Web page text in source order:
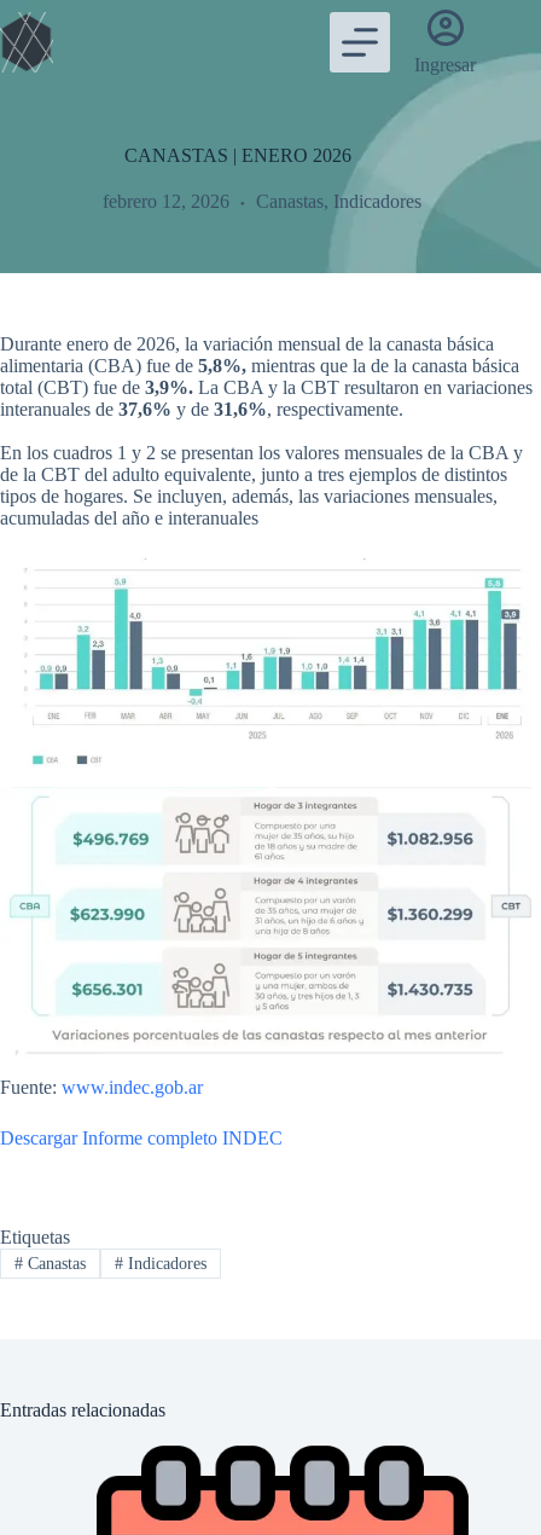
Saltar
al
contenido
Ingresar
CANASTAS | ENERO 2026
febrero 12, 2026 Canastas, Indicadores
Durante enero de 2026, la variación mensual de la canasta básica
alimentaria (CBA) fue de 5,8%, mientras que la de la canasta básica
total (CBT) fue de 3,9%. La CBA y la CBT resultaron en variaciones
interanuales de 37,6% y de 31,6%, respectivamente.
En los cuadros 1 y 2 se presentan los valores mensuales de la CBA y
de la CBT del adulto equivalente, junto a tres ejemplos de distintos
tipos de hogares. Se incluyen, además, las variaciones mensuales,
acumuladas del año e interanuales
Fuente: www.indec.gob.ar
Descargar Informe completo INDEC
Etiquetas
#Canastas #Indicadores
Entradas relacionadas